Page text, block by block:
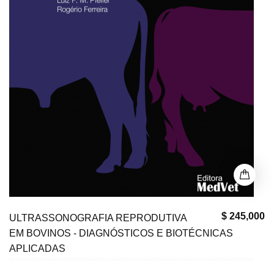
$ 245,000
ULTRASSONOGRAFIA REPRODUTIVA
EM BOVINOS - DIAGNÓSTICOS E BIOTÉCNICAS
APLICADAS